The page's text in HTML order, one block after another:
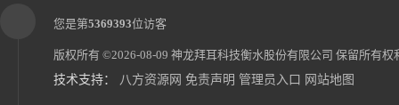
您是第5369393位访客
版权所有 ©2026-08-09 神龙拜耳科技衡水股份有限公司 保留所有权
技术支持： 八方资源网 免责声明 管理员入口 网站地图